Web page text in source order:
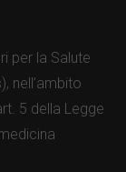
per la Salute
nell’ambito
5 della Legge